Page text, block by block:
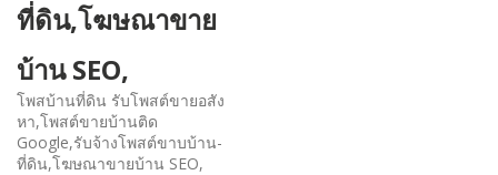
ที่ดิน,โฆษณาขาย
บ้าน SEO,
โพสบ้านที่ดิน รับโพสต์ขายอสัง
หา,โพสต์ขายบ้านติด
Google,รับจ้างโพสต์ขาบบ้าน-
ที่ดิน,โฆษณาขายบ้าน SEO,